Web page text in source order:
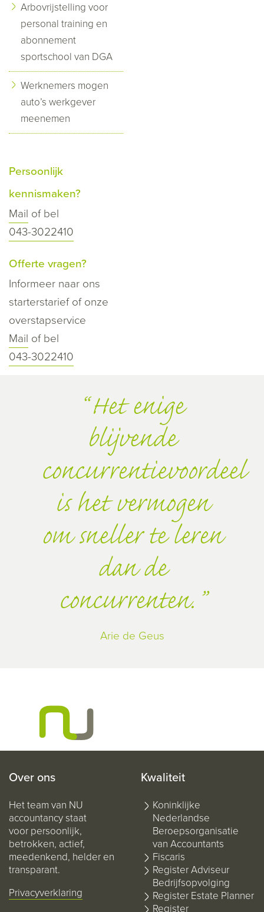
Arbovrijstelling voor
personal training en
abonnement
sportschool van DGA
Werknemers mogen
auto’s werkgever
meenemen
Persoonlijk
kennismaken?
Mail of bel
043-3022410
Offerte vragen?
Informeer naar ons
starterstarief of onze
overstapservice
Mail of bel
043-3022410
Het enige
blijvende
concurrentievoordeel
is het vermogen
om sneller te leren
dan de
concurrenten.
Arie de Geus
Over ons
Het team van NU
accountancy staat
voor persoonlijk,
betrokken, actief,
meedenkend, helder en
transparant.
Privacyverklaring
Kwaliteit
Koninklijke
Nederlandse
Beroepsorganisatie
van Accountants
Fiscaris
Register Adviseur
Bedrijfsopvolging
Register Estate Planner
Register